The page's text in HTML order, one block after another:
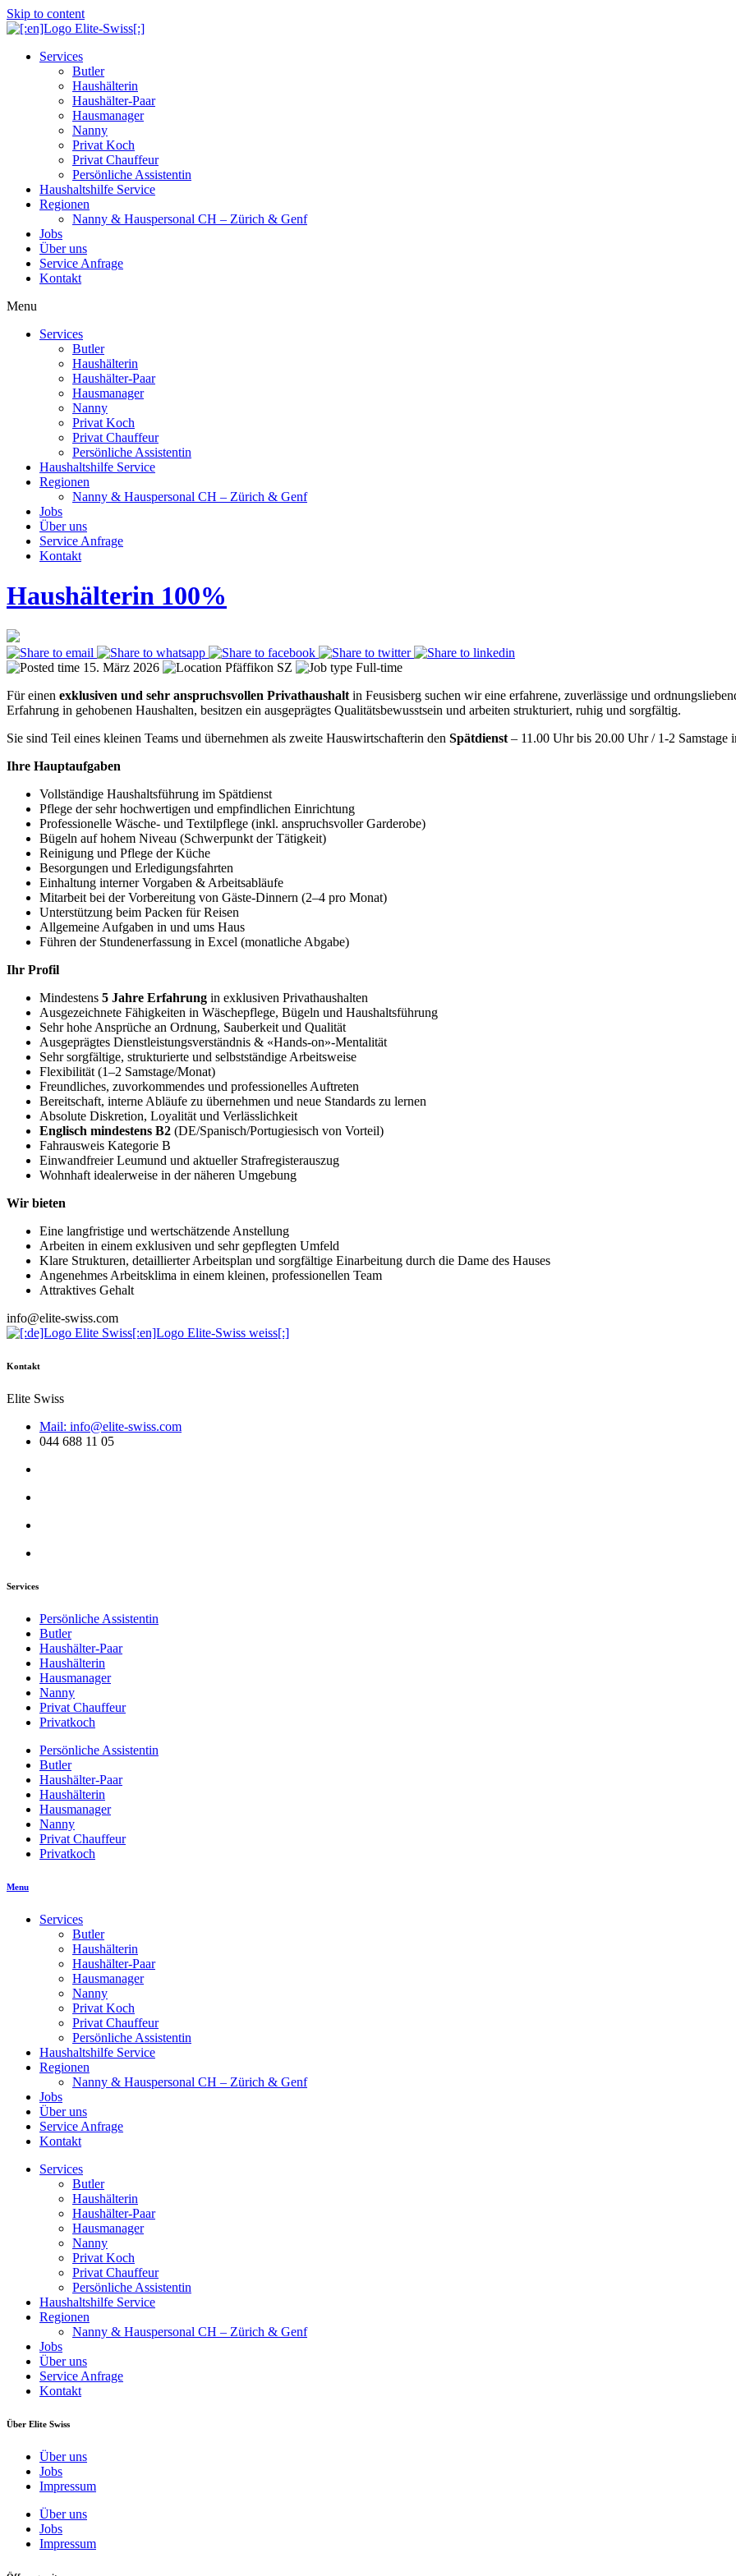
Skip to content
Services
Butler
Haushälterin
Haushälter-Paar
Hausmanager
Nanny
Privat Koch
Privat Chauffeur
Persönliche Assistentin
Haushaltshilfe Service
Regionen
Nanny & Hauspersonal CH – Zürich & Genf
Jobs
Über uns
Service Anfrage
Kontakt
Menu
Services
Butler
Haushälterin
Haushälter-Paar
Hausmanager
Nanny
Privat Koch
Privat Chauffeur
Persönliche Assistentin
Haushaltshilfe Service
Regionen
Nanny & Hauspersonal CH – Zürich & Genf
Jobs
Über uns
Service Anfrage
Kontakt
Haushälterin 100%
15. März 2026 Pfäffikon SZ
Full-time
Für einen exklusiven und sehr anspruchsvollen Privathaushalt in Feusisberg suchen wir eine erfahrene, zuverlässige und
Erfahrung in gehobenen Haushalten, besitzen ein ausgeprägtes Qualitätsbewusstsein und arbeiten strukturiert, ruhig und sorgfältig.
Sie sind Teil eines kleinen Teams und übernehmen als zweite Hauswirtschafterin den Spätdienst – 11.00 Uhr bis 20.00 Uhr / 1-2 Samstage
Ihre Hauptaufgaben
Vollständige Haushaltsführung im Spätdienst
Pflege der sehr hochwertigen und empfindlichen Einrichtung
Professionelle Wäsche- und Textilpflege (inkl. anspruchsvoller Garderobe)
Bügeln auf hohem Niveau (Schwerpunkt der Tätigkeit)
Reinigung und Pflege der Küche
Besorgungen und Erledigungsfahrten
Einhaltung interner Vorgaben & Arbeitsabläufe
Mitarbeit bei der Vorbereitung von Gäste-Dinnern (2–4 pro Monat)
Unterstützung beim Packen für Reisen
Allgemeine Aufgaben in und ums Haus
Führen der Stundenerfassung in Excel (monatliche Abgabe)
Ihr Profil
Mindestens 5 Jahre Erfahrung in exklusiven Privathaushalten
Ausgezeichnete Fähigkeiten in Wäschepflege, Bügeln und Haushaltsführung
Sehr hohe Ansprüche an Ordnung, Sauberkeit und Qualität
Ausgeprägtes Dienstleistungsverständnis & «Hands-on»-Mentalität
Sehr sorgfältige, strukturierte und selbstständige Arbeitsweise
Flexibilität (1–2 Samstage/Monat)
Freundliches, zuvorkommendes und professionelles Auftreten
Bereitschaft, interne Abläufe zu übernehmen und neue Standards zu lernen
Absolute Diskretion, Loyalität und Verlässlichkeit
Englisch mindestens B2 (DE/Spanisch/Portugiesisch von Vorteil)
Fahrausweis Kategorie B
Einwandfreier Leumund und aktueller Strafregisterauszug
Wohnhaft idealerweise in der näheren Umgebung
Wir bieten
Eine langfristige und wertschätzende Anstellung
Arbeiten in einem exklusiven und sehr gepflegten Umfeld
Klare Strukturen, detaillierter Arbeitsplan und sorgfältige Einarbeitung durch die Dame des Hauses
Angenehmes Arbeitsklima in einem kleinen, professionellen Team
Attraktives Gehalt
info@elite-swiss.com
Kontakt
Elite Swiss
Mail: info@elite-swiss.com
044 688 11 05
Services
Persönliche Assistentin
Butler
Haushälter-Paar
Haushälterin
Hausmanager
Nanny
Privat Chauffeur
Privatkoch
Persönliche Assistentin
Butler
Haushälter-Paar
Haushälterin
Hausmanager
Nanny
Privat Chauffeur
Privatkoch
Menu
Services
Butler
Haushälterin
Haushälter-Paar
Hausmanager
Nanny
Privat Koch
Privat Chauffeur
Persönliche Assistentin
Haushaltshilfe Service
Regionen
Nanny & Hauspersonal CH – Zürich & Genf
Jobs
Über uns
Service Anfrage
Kontakt
Services
Butler
Haushälterin
Haushälter-Paar
Hausmanager
Nanny
Privat Koch
Privat Chauffeur
Persönliche Assistentin
Haushaltshilfe Service
Regionen
Nanny & Hauspersonal CH – Zürich & Genf
Jobs
Über uns
Service Anfrage
Kontakt
Über Elite Swiss
Über uns
Jobs
Impressum
Über uns
Jobs
Impressum